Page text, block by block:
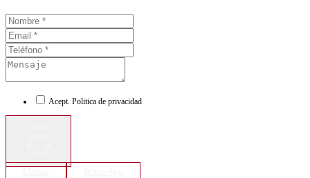
Acept. Politica de privacidad